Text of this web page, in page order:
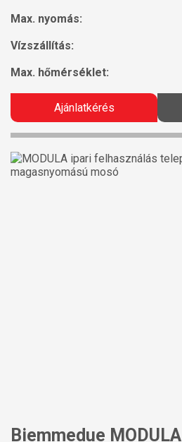
Max. nyomás:
Vízszállítás:
Max. hőmérséklet:
Ajánlatkérés
Biemmedue MODULA